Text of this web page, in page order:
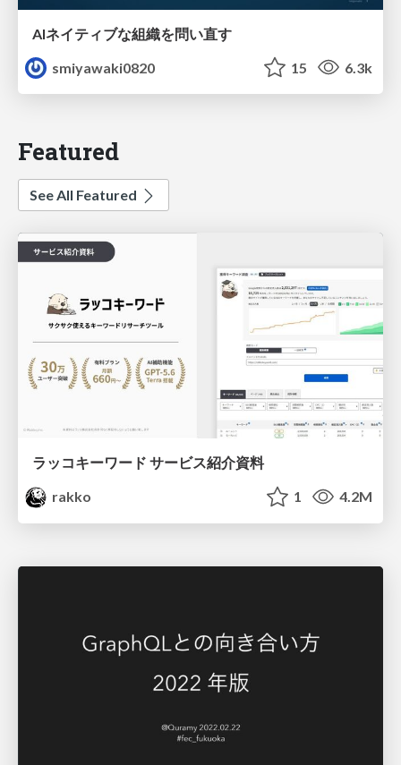
AIネイティブな組織を問い直す
smiyawaki0820
15 6.3k
Featured
See All Featured
ラッコキーワード サービス紹介資料
rakko
1 4.2M